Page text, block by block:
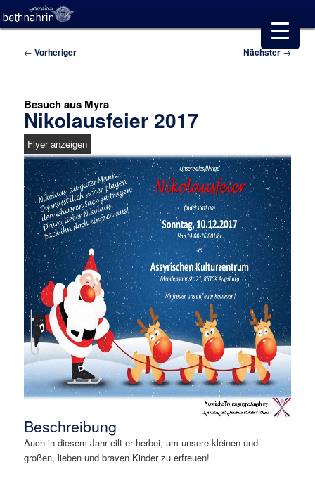
Beitragsnavigation
← Vorheriger Nächster→
Besuch aus Myra
Nikolausfeier 2017
Flyer anzeigen
Beschreibung
Auch in diesem Jahr eilt er herbei, um unsere kleinen und
großen, lieben und braven Kinder zu erfreuen!